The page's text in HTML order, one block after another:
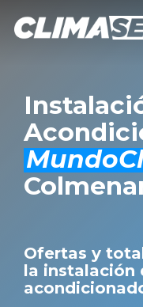
Ofertas y
la instalación